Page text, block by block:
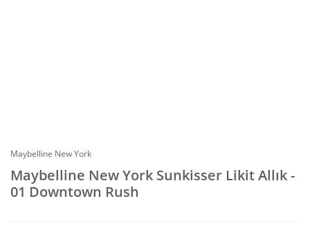
Maybelline New York
Maybelline New York Sunkisser Likit Allık -
01 Downtown Rush